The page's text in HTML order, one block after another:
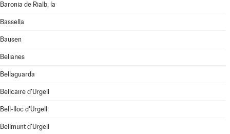
Baronia de Rialb, la
Bassella
Bausen
Belianes
Bellaguarda
Bellcaire d'Urgell
Bell-lloc d'Urgell
Bellmunt d'Urgell